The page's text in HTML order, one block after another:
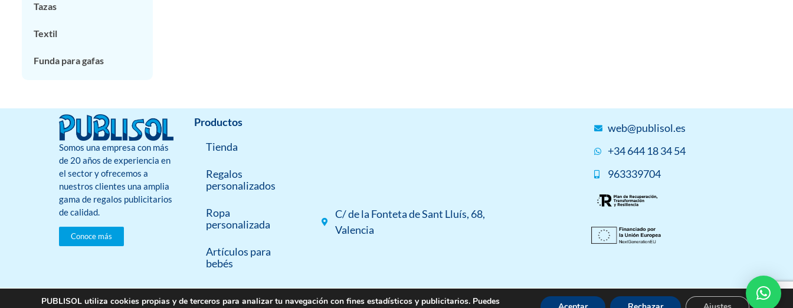
Tazas
Textil
Funda para gafas
Somos una empresa con más
de 20 años de experiencia en
el sector y ofrecemos a
nuestros clientes una amplia
gama de regalos publicitarios
de calidad.
Conoce más
Productos
Tienda
Regalos
personalizados
Ropa
personalizada
Artículos para
bebés
C/ de la Fonteta de Sant Lluís, 68,
Valencia
web@publisol.es
+34 644 18 34 54
963339704
PUBLISOL utiliza cookies propias y de terceros para analizar tu navegación con fines estadísticos y publicitarios. Puedes